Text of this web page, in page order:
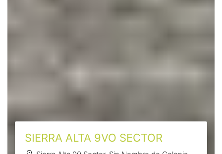
SIERRA ALTA 9VO SECTOR